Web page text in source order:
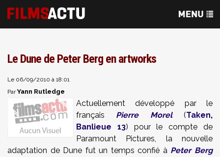
Le Dune de Peter Berg en artworks
Le 06/09/2010 à 18:01
ParYann Rutledge
Actuellement développé par le
français Pierre Morel(Taken,
Banlieue 13) pour le compte de
Paramount Pictures, la nouvelle
adaptation de Dune fut un temps confié à Peter Berg